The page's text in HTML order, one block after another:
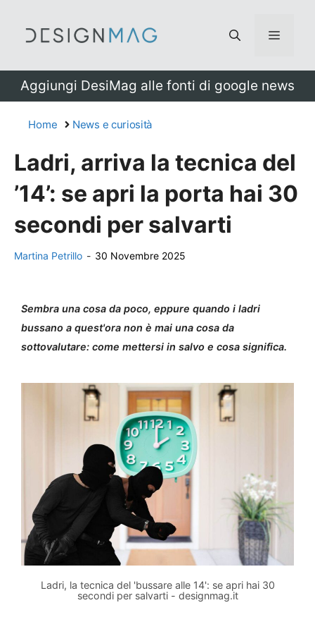
Menu
Aggiungi DesiMag alle fonti di google news
Home News e curiosità
Ladri, arriva la tecnica del
’14’: se apri la porta hai 30
secondi per salvarti
Martina Petrillo - 30 Novembre 2025
Sembra una cosa da poco, eppure quando i ladri
bussano a quest'ora non è mai una cosa da
sottovalutare: come mettersi in salvo e cosa significa.
Ladri, la tecnica del 'bussare alle 14': se apri hai 30
secondi per salvarti - designmag.it